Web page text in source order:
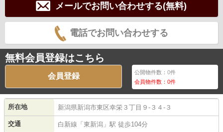
メールでお問い合わせする(無料)
電話でお問い合わせする
無料会員登録はこちら
会員登録 公開物件数：0件
会員物件数：0件
所在地 新潟県新潟市東区幸栄 ３丁目９-３４-３
交通 白新線 「 東新潟 」駅 徒歩104分